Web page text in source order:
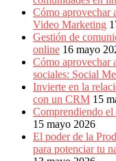
Cómo aprovechar
Video Marketing
Gestión de
online 16 mayo
Cómo aprovechar
sociales: Social
Invierte en la
con un CRM 15
Comprendiendo
15 mayo 2026
El poder de la
para potenciar tu